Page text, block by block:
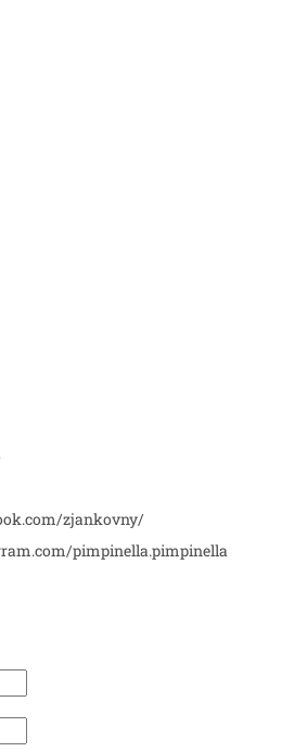
zjankovny/
pimpinella.pimpinella